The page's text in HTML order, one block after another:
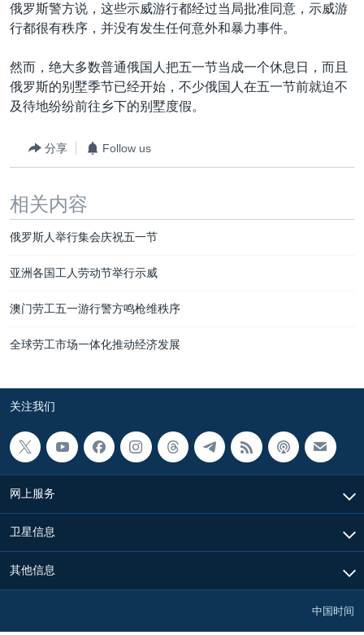
俄罗斯警方说，这些示威游行都经过当局批准同意，示威游
行都很有秩序，并没有发生任何意外和暴力事件。
然而，绝大多数普通俄国人把五一节当成一个休息日，而且
俄罗斯的别墅季节已经开始，不少俄国人在五一节前就迫不
及待地纷纷前往乡下的别墅度假。
分享 Follow us
相关内容
俄罗斯人举行集会庆祝五一节
亚洲各国工人劳动节举行示威
澳门劳工五一游行警方鸣枪维秩序
全球劳工市场一体化推动经济发展
关注我们
网上服务
卫星信息
其他信息
中国时间